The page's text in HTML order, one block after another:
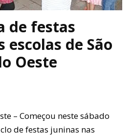
de festas
escolas de São
Oeste
– Começou neste sábado
de festas juninas nas